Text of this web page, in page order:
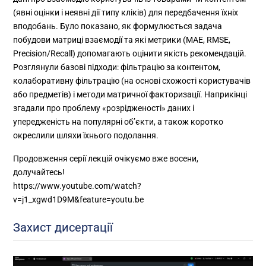
(явні оцінки і неявні дії типу кліків) для передбачення їхніх
вподобань. Було показано, як формулюється задача
побудови матриці взаємодії та які метрики (MAE, RMSE,
Precision/Recall) допомагають оцінити якість рекомендацій.
Розглянули базові підходи: фільтрацію за контентом,
колаборативну фільтрацію (на основі схожості користувачів
або предметів) і методи матричної факторизації. Наприкінці
згадали про проблему «розрідженості» даних і
упередженість на популярні об’єкти, а також коротко
окреслили шляхи їхнього подолання.
Продовження серії лекцій очікуємо вже восени,
долучайтесь!
https://www.youtube.com/watch?
v=j1_xgwd1D9M&feature=youtu.be
Захист дисертації